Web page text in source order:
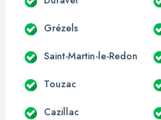
Grézels
Saint-Martin-le-Redon
Touzac
Cazillac